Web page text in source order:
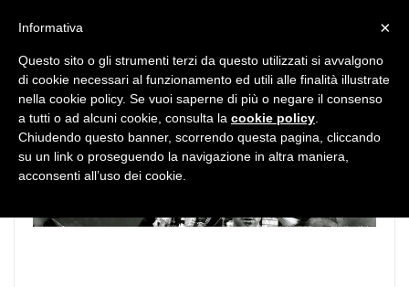
×
Informativa
Questo sito o gli strumenti terzi da questo utilizzati si avvalgono
di cookie necessari al funzionamento ed utili alle finalità illustrate
nella cookie policy. Se vuoi saperne di più o negare il consenso
a tutti o ad alcuni cookie, consulta la cookie policy
Chiudendo questo banner, scorrendo questa pagina, cliccando
su un link o proseguendo la navigazione in altra maniera,
acconsenti all’uso dei cookie.